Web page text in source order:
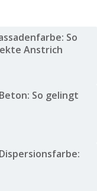
So
Anstrich
So gelingt